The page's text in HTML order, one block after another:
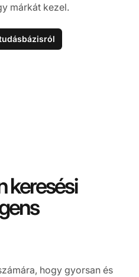
márkát kezel.
keresési
hogy gyorsan és